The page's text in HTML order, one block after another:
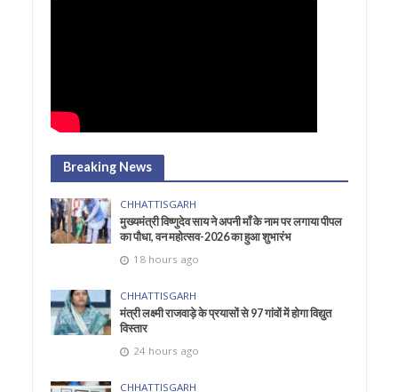
Breaking News
CHHATTISGARH
मुख्यमंत्री विष्णुदेव साय ने अपनी माँ के नाम पर लगाया पीपल
का पौधा, वन महोत्सव-2026 का हुआ शुभारंभ
18 hours ago
CHHATTISGARH
मंत्री लक्ष्मी राजवाड़े के प्रयासों से 97 गांवों में होगा विद्युत
विस्तार
24 hours ago
CHHATTISGARH